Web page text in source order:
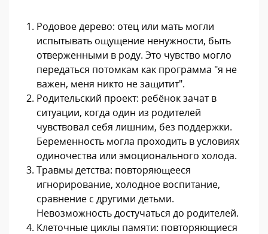
Родовое дерево: отец или мать могли
испытывать ощущение ненужности, быть
отверженными в роду. Это чувство могло
передаться потомкам как программа "я не
важен, меня никто не защитит".
Родительский проект: ребёнок зачат в
ситуации, когда один из родителей
чувствовал себя лишним, без поддержки.
Беременность могла проходить в условиях
одиночества или эмоционального холода.
Травмы детства: повторяющееся
игнорирование, холодное воспитание,
сравнение с другими детьми.
Невозможность достучаться до родителей.
Клеточные циклы памяти: повторяющиеся